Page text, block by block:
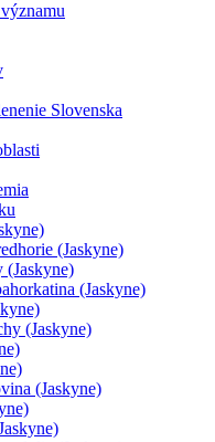
Slovenska
(Jaskyne)
(Jaskyne)
(Jaskyne)
(Jaskyne)
(Jaskyne)